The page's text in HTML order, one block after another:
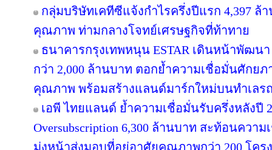
กลุ่มบริษัทเคทีซีแจ้งกำไรครึ่งปีแรก 4,397 ล้
คุณภาพ ท่ามกลางโจทย์เศรษฐกิจที่ท้าทาย
ธนาคารกรุงเทพหนุน ESTAR เดินหน้าพัฒนา
กว่า 2,000 ล้านบาท ตอกย้ำความเชื่อมั่นศักย
คุณภาพ พร้อมสร้างแลนด์มาร์กใหม่บนทำเลร
เอพี ไทยแลนด์ ย้ำความเชื่อมั่นรับครึ่งหลังปี
Oversubscription 6,300 ล้านบาท สะท้อนคว
มุ่งหน้าส่งมอบที่อยู่อาศัยคุณภาพกว่า 200 โคร